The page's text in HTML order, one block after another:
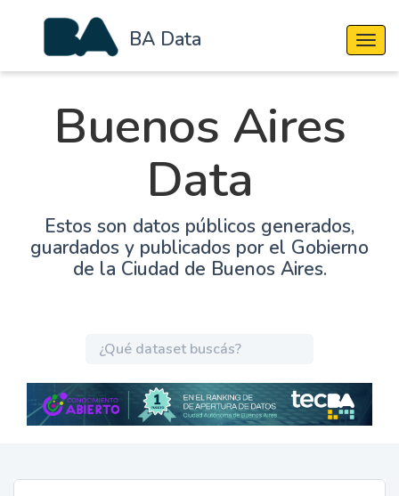
BA Data
Buenos Aires
Data
Estos son datos públicos generados,
guardados y publicados por el Gobierno
de la Ciudad de Buenos Aires.